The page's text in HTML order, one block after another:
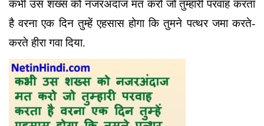
कभी उस शख्स को नजरअंदाज मत करो जो तुम्हारी परवाह करता
है वरना एक दिन तुम्हें एहसास होगा कि तुमने पत्थर जमा करते-
करते हीरा गवा दिया.